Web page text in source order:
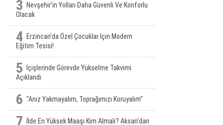
3
Nevşehir’in Yolları Daha Güvenli Ve Konforlu
Olacak
4
Erzincan’da Özel Çocuklar Için Modern
Eğitim Tesisi!
5
İçişlerinde Görevde Yükselme Takvimi
Açıklandı
6 "Anız Yakmayalım, Toprağımızı Koruyalım"
7
İlde En Yüksek Maaşı Kim Almalı? Aksan'dan